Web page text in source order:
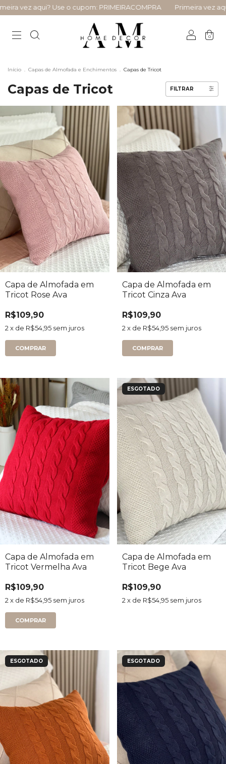
vez aqui? Use o cupom: PRIMEIRACOMPRA Primeira vez aqui?
0
Início . Capas de Almofada e Enchimentos . Capas de Tricot
Capas de Tricot FILTRAR
Capa de Almofada em
Tricot Rose Ava
R$109,90
2 x de R$54,95 sem juros
Capa de Almofada em
Tricot Cinza Ava
R$109,90
2 x de R$54,95 sem juros
Capa de Almofada em
Tricot Vermelha Ava
R$109,90
2 x de R$54,95 sem juros
ESGOTADO
Capa de Almofada em
Tricot Bege Ava
R$109,90
2 x de R$54,95 sem juros
ESGOTADO ESGOTADO